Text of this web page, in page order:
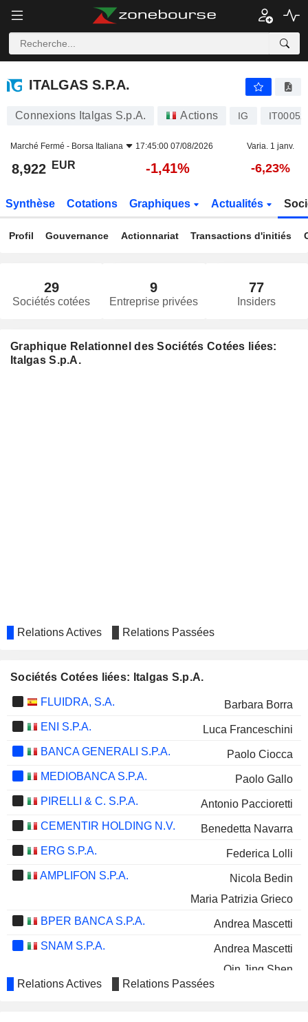
ITALGAS S.P.A.
ITALGAS S.P.A.
Connexions Italgas S.p.A. Actions IG
Marché Fermé - Borsa Italiana 17:45:00 07/08/2026 Varia. 1 janv.
8,922 EUR -1,41% -6,23%
Synthèse Cotations Graphiques Actualités
Profil Gouvernance Actionnariat Transactions d'initiés
29
Sociétés cotées
9
Entreprise privées
77
Insiders
Graphique Relationnel des Sociétés Cotées liées:
Italgas S.p.A.
Relations Actives Relations Passées
Sociétés Cotées liées: Italgas S.p.A.
FLUIDRA, S.A.
Barbara Borra
ENI S.P.A.
Luca Franceschini
BANCA GENERALI S.P.A.
Paolo Ciocca
MEDIOBANCA S.P.A.
Paolo Gallo
PIRELLI & C. S.P.A.
Antonio Paccioretti
CEMENTIR HOLDING N.V.
Benedetta Navarra
ERG S.P.A.
Federica Lolli
AMPLIFON S.P.A.
Nicola Bedin
Maria Patrizia Grieco
BPER BANCA S.P.A.
Andrea Mascetti
SNAM S.P.A.
Andrea Mascetti
Qin Jing Shen
TOD'S S.P.A.
Relations Actives Relations Passées